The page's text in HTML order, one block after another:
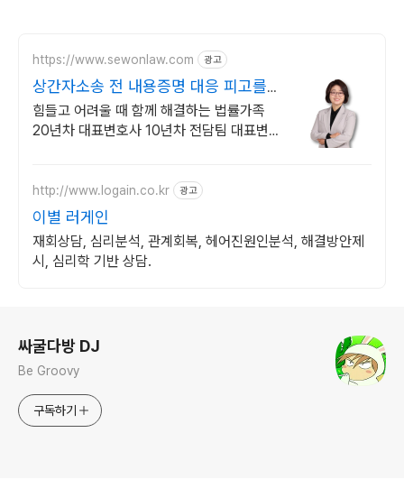
https://www.sewonlaw.com 광고
상간자소송 전 내용증명 대응 피고를
위한 전문법률사무소
힘들고 어려울 때 함께 해결하는 법률가족
20년차 대표변호사 10년차 전담팀 대표변호
http://www.logain.co.kr 광고
이별 러게인
재회상담, 심리분석, 관계회복, 헤어진원인분석, 해결방안제
시, 심리학 기반 상담.
싸굴다방 DJ
Be Groovy
구독하기